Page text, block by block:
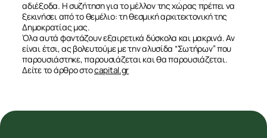
αδιέξοδα. Η συζήτηση για το μέλλον της χώρας πρέπει να
ξεκινήσει από το θεμέλιο: τη θεσμική αρχιτεκτονική της
Δημοκρατίας μας.
Όλα αυτά φαντάζουν εξαιρετικά δύσκολα και μακρινά. Αν
είναι έτσι, ας βολευτούμε με την αλυσίδα “Σωτήρων” που
παρουσιάστηκε, παρουσιάζεται και θα παρουσιάζεται.
Δείτε το άρθρο στοcapital.gr